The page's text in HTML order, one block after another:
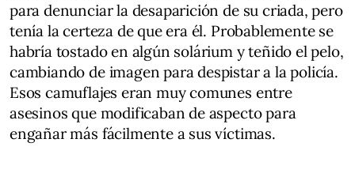
para denunciar la desaparición de su criada, pero
tenía la certeza de que era él. Probablemente se
habría tostado en algún solárium y teñido el pelo,
cambiando de imagen para despistar a la policía.
Esos camuflajes eran muy comunes entre
asesinos que modificaban de aspecto para
engañar más fácilmente a sus víctimas.